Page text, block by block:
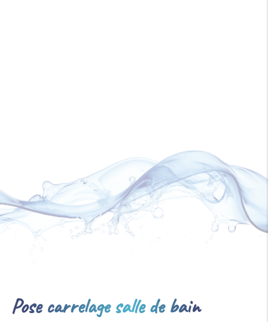
Pose carrelage salle de bain